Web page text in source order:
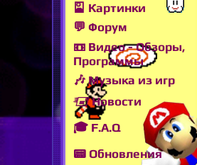
🎴 Картинки
💬 Форум
📼 Видео - Обзоры,
Программы
🎶 Музыка из игр
🖅 Новости
🎓 F.A.Q
📟 Обновления